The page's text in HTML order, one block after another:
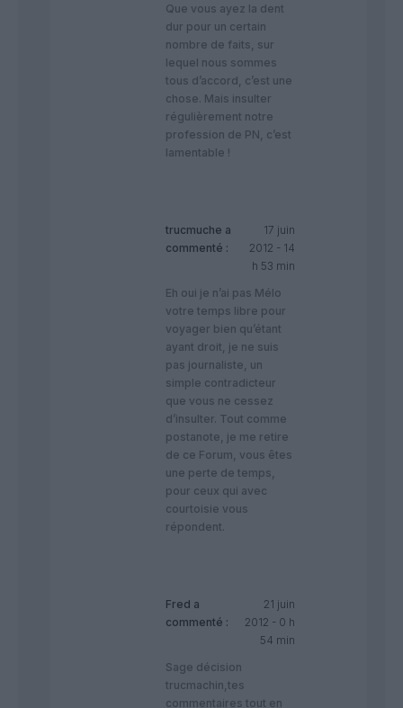
Que vous ayez la dent
dur pour un certain
nombre de faits, sur
lequel nous sommes
tous d’accord, c’est une
chose. Mais insulter
régulièrement notre
profession de PN, c’est
lamentable !
trucmuche a
commenté :
17 juin
2012 - 14
h 53 min
Eh oui je n’ai pas Mélo
votre temps libre pour
voyager bien qu’étant
ayant droit, je ne suis
pas journaliste, un
simple contradicteur
que vous ne cessez
d’insulter. Tout comme
postanote, je me retire
de ce Forum, vous êtes
une perte de temps,
pour ceux qui avec
courtoisie vous
répondent.
Fred a
commenté :
21 juin
2012 - 0 h
54 min
Sage décision
trucmachin,tes
commentaires tout en